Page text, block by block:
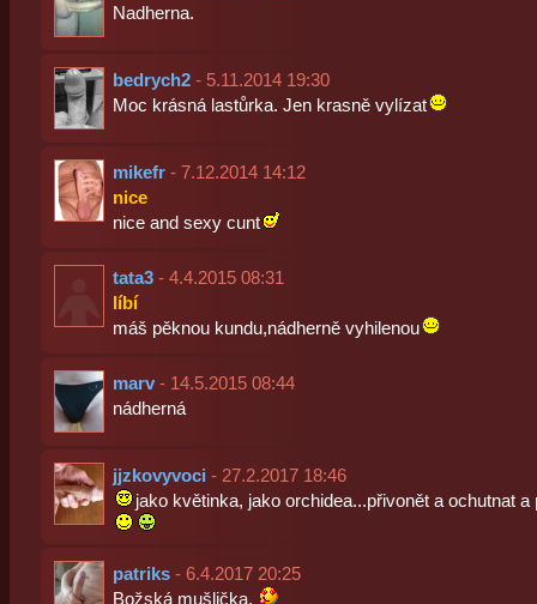
Nadherna.
bedrych2- 5.11.2014 19:30
Moc krásná lastůrka. Jen krasně vylízat
mikefr- 7.12.2014 14:12
nice
nice and sexy cunt
tata3- 4.4.2015 08:31
líbí
máš pěknou kundu,nádherně vyhilenou
marv- 14.5.2015 08:44
nádherná
jjzkovyvoci - 27.2.2017 18:46
jako květinka, jako orchidea...přivonět a ochutnat
patriks- 6.4.2017 20:25
Božská mušlička.